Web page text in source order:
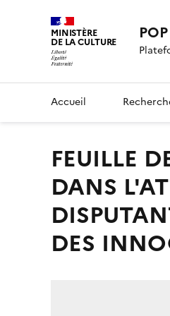
MINISTÈRE
DE LA CULTURE POP
Accueil
FEUILLE DE CROQUIS : DEUX CROQUIS D'UN PERSONNAGE
DANS
DES